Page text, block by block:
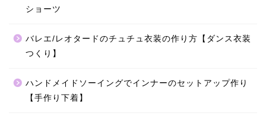
ショーツ
バレエ/レオタードのチュチュ衣装の作り方【ダンス衣装
つくり】
ハンドメイドソーイングでインナーのセットアップ作り
【手作り下着】